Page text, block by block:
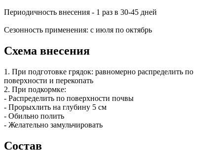
Периодичность внесения - 1 раз в 30-45 дней
Сезонность применения: с июля по октябрь
Схема внесения
1. При подготовке грядок: равномерно распределить по
поверхности и перекопать
2. При подкормке:
- Распределить по поверхности почвы
- Прорыхлить на глубину 5 см
- Обильно полить
- Желательно замульчировать
Состав